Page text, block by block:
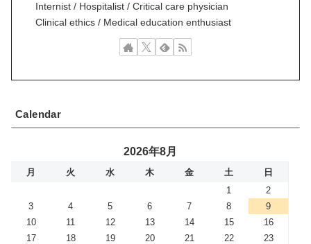
Internist / Hospitalist / Critical care physician
Clinical ethics / Medical education enthusiast
Calendar
2026年8月
月 火 水 木 金 土
日
1
2
3
4 5 6 7 8
9
10
11 12 13 14 15
16
17
18 19 20 21 22
23